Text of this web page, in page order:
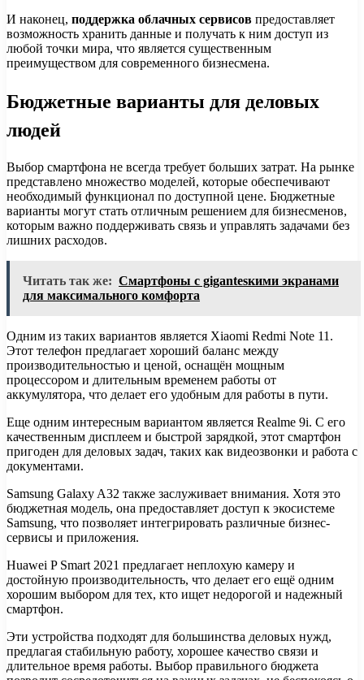
И наконец, поддержка облачных сервисов предоставляет
возможность хранить данные и получать к ним доступ из
любой точки мира, что является существенным
преимуществом для современного бизнесмена.
Бюджетные варианты для деловых
людей
Выбор смартфона не всегда требует больших затрат. На рынке
представлено множество моделей, которые обеспечивают
необходимый функционал по доступной цене. Бюджетные
варианты могут стать отличным решением для бизнесменов,
которым важно поддерживать связь и управлять задачами без
лишних расходов.
Читать так же: Смартфоны с gigantesкими экранами
для максимального комфорта
Одним из таких вариантов является Xiaomi Redmi Note 11.
Этот телефон предлагает хороший баланс между
производительностью и ценой, оснащён мощным
процессором и длительным временем работы от
аккумулятора, что делает его удобным для работы в пути.
Еще одним интересным вариантом является Realme 9i. С его
качественным дисплеем и быстрой зарядкой, этот смартфон
пригоден для деловых задач, таких как видеозвонки и работа с
документами.
Samsung Galaxy A32 также заслуживает внимания. Хотя это
бюджетная модель, она предоставляет доступ к экосистеме
Samsung, что позволяет интегрировать различные бизнес-
сервисы и приложения.
Huawei P Smart 2021 предлагает неплохую камеру и
достойную производительность, что делает его ещё одним
хорошим выбором для тех, кто ищет недорогой и надежный
смартфон.
Эти устройства подходят для большинства деловых нужд,
предлагая стабильную работу, хорошее качество связи и
длительное время работы. Выбор правильного бюджета